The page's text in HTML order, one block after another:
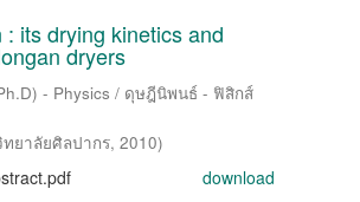
its drying kinetics and
dryers
- Physics / ดุษฎีนิพนธ์ - ฟิสิกส์
ยาลัยศิลปากร, 2010)
download